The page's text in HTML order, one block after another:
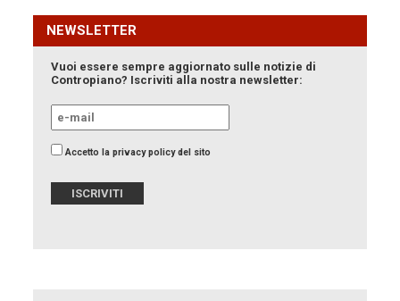
NEWSLETTER
Vuoi essere sempre aggiornato sulle notizie di
Contropiano? Iscriviti alla nostra newsletter:
Accetto la privacy policy del sito